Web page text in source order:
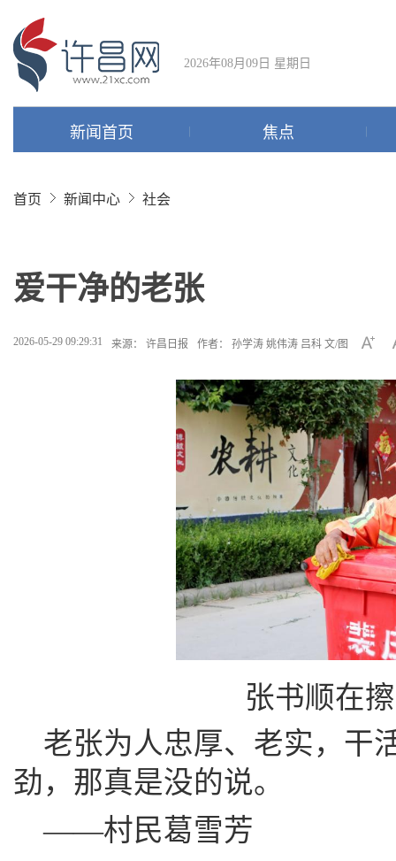
2026年08月09日 星期日
新闻首页 焦点
首页 新闻中心 社会
爱干净的老张
2026-05-29 09:29:31 来源： 许昌日报 作者： 孙学涛 姚伟涛 吕科 文/图
张书顺在
老张为人忠厚、老实，干
劲，那真是没的说。
——村民葛雪芳